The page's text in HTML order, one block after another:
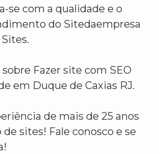
se com a qualidade e o
do Sitedaempresa
Fazer site com SEO
em Duque de Caxias RJ.
de mais de 25 anos
sites! Fale conosco e se